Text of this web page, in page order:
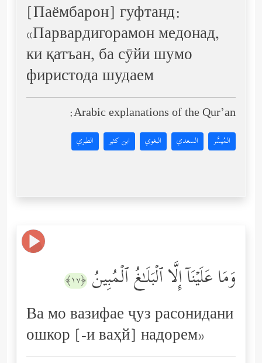
[Паёмбарон] гуфтанд:
«Парвардигорамон медонад,
ки қатъан, ба сӯйи шумо
фиристода шудаем
Arabic explanations of the Qur’an:
المُيسَّر السعدي البغوي ابن كثير الطبري
وَمَا عَلَیۡنَاۤ إِلَّا ٱلۡبَلَـٰغُ ٱلۡمُبِینُ ﴿١٧﴾
Ва мо вазифае ҷуз расонидани
ошкор [-и ваҳй] надорем»